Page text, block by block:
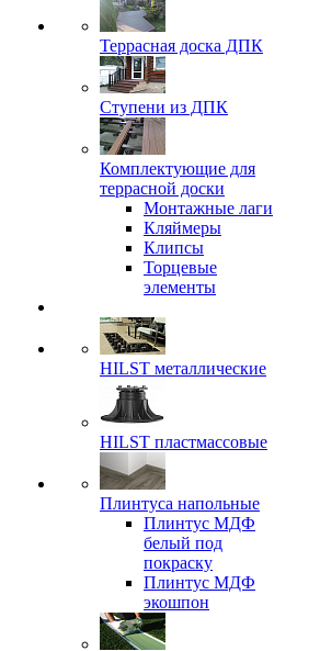
Террасная доска ДПК
Ступени из ДПК
Комплектующие для
террасной доски
Монтажные лаги
Кляймеры
Клипсы
Торцевые
элементы
HILST металлические
HILST пластмассовые
Плинтуса напольные
Плинтус МДФ
белый под
покраску
Плинтус МДФ
экошпон